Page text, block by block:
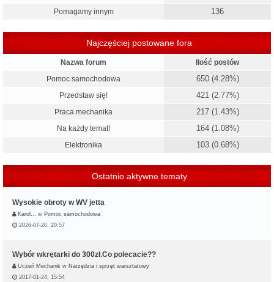
Pomagamy innym 136
Najczęściej postowane fora
Nazwa forum
Ilość postów
Pomoc samochodowa
650 (4.28%)
Przedstaw się! 421 (2.77%)
Praca mechanika 217 (1.43%)
Na każdy temat! 164 (1.08%)
Elektronika 103 (0.68%)
Ostatnio aktywne tematy
Wysokie obroty w WV jetta
Karol… w Pomoc samochodowa
2026-07-20, 20:57
Wybór wkrętarki do 300zł.Co polecacie??
Uczeń Mechanik w Narzędzia i sprzęt warsztatowy
2017-01-24, 15:54